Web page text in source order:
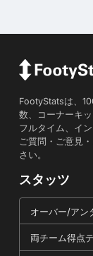
FootyStatsは、
数、コーナーキ
フルタイム、イ
ご質問・ご意見
さい。
スタッツ
オーバー/アン
両チーム得点